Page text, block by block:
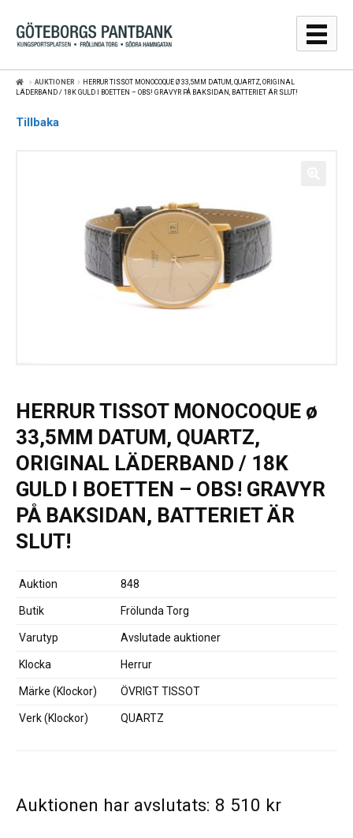
Hoppa
till
navigering
Hoppa
till
innehåll
GULDPRISER
LÅNA
AUKTIONER
AUKTIONER
HERRUR TISSOT MONOCOQUE Ø 33,5MM DATUM, QUARTZ, ORIGINAL
LÄDERBAND / 18K GULD I BOETTEN – OBS! GRAVYR PÅ BAKSIDAN, BATTERIET ÄR SLUT!
Tillbaka
HERRUR TISSOT MONOCOQUE ø
33,5MM DATUM, QUARTZ,
ORIGINAL LÄDERBAND / 18K
GULD I BOETTEN – OBS! GRAVYR
PÅ BAKSIDAN, BATTERIET ÄR
SLUT!
Auktion 848
Butik Frölunda Torg
Varutyp Avslutade auktioner
Klocka Herrur
Märke (Klockor) ÖVRIGTTISSOT
Verk (Klockor) QUARTZ
Auktionen har avslutats: 8 510 kr